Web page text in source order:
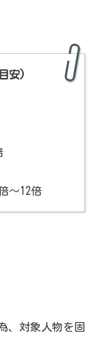
安)
～12倍
、対象人物を固